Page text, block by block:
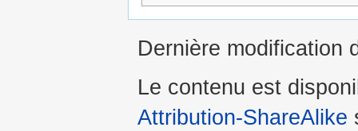
Dernière modification
Le contenu est
Attribution-ShareAlike